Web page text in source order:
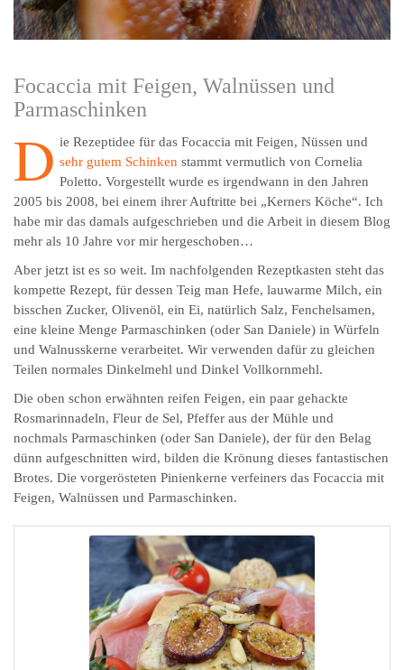
Focaccia mit Feigen, Walnüssen und
Parmaschinken
D ie Rezeptidee für das Focaccia mit Feigen, Nüssen und
sehr gutem Schinken stammt vermutlich von Cornelia
Poletto. Vorgestellt wurde es irgendwann in den Jahren
2005 bis 2008, bei einem ihrer Auftritte bei „Kerners Köche“. Ich
habe mir das damals aufgeschrieben und die Arbeit in diesem Blog
mehr als 10 Jahre vor mir hergeschoben…
Aber jetzt ist es so weit. Im nachfolgenden Rezeptkasten steht das
kompette Rezept, für dessen Teig man Hefe, lauwarme Milch, ein
bisschen Zucker, Olivenöl, ein Ei, natürlich Salz, Fenchelsamen,
eine kleine Menge Parmaschinken (oder San Daniele) in Würfeln
und Walnusskerne verarbeitet. Wir verwenden dafür zu gleichen
Teilen normales Dinkelmehl und Dinkel Vollkornmehl.
Die oben schon erwähnten reifen Feigen, ein paar gehackte
Rosmarinnadeln, Fleur de Sel, Pfeffer aus der Mühle und
nochmals Parmaschinken (oder San Daniele), der für den Belag
dünn aufgeschnitten wird, bilden die Krönung dieses fantastischen
Brotes. Die vorgerösteten Pinienkerne verfeiners das Focaccia mit
Feigen, Walnüssen und Parmaschinken.